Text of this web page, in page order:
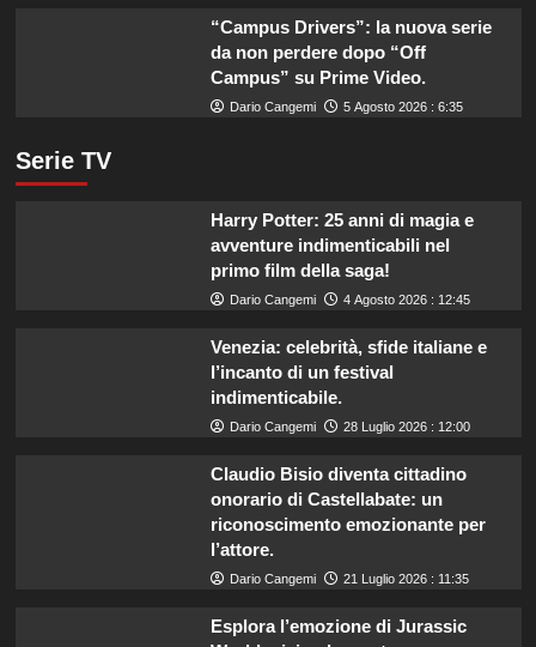
“Campus Drivers”: la nuova serie
da non perdere dopo “Off
Campus” su Prime Video.
Dario Cangemi 5 Agosto 2026 : 6:35
Serie TV
Harry Potter: 25 anni di magia e
avventure indimenticabili nel
primo film della saga!
Dario Cangemi 4 Agosto 2026 : 12:45
Venezia: celebrità, sfide italiane e
l’incanto di un festival
indimenticabile.
Dario Cangemi 28 Luglio 2026 : 12:00
Claudio Bisio diventa cittadino
onorario di Castellabate: un
riconoscimento emozionante per
l’attore.
Dario Cangemi 21 Luglio 2026 : 11:35
Esplora l’emozione di Jurassic